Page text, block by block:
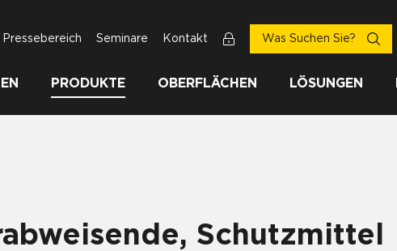
PRODUKTE OBERFLÄCHEN LÖSUNGEN
Pressebereich Seminare Kontakt Was Suchen Sie?
Schutzmittel